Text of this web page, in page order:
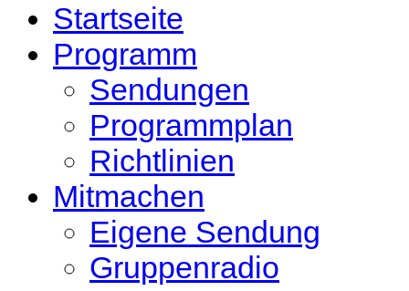
Startseite
Programm
Sendungen
Programmplan
Richtlinien
Mitmachen
Eigene Sendung
Gruppenradio